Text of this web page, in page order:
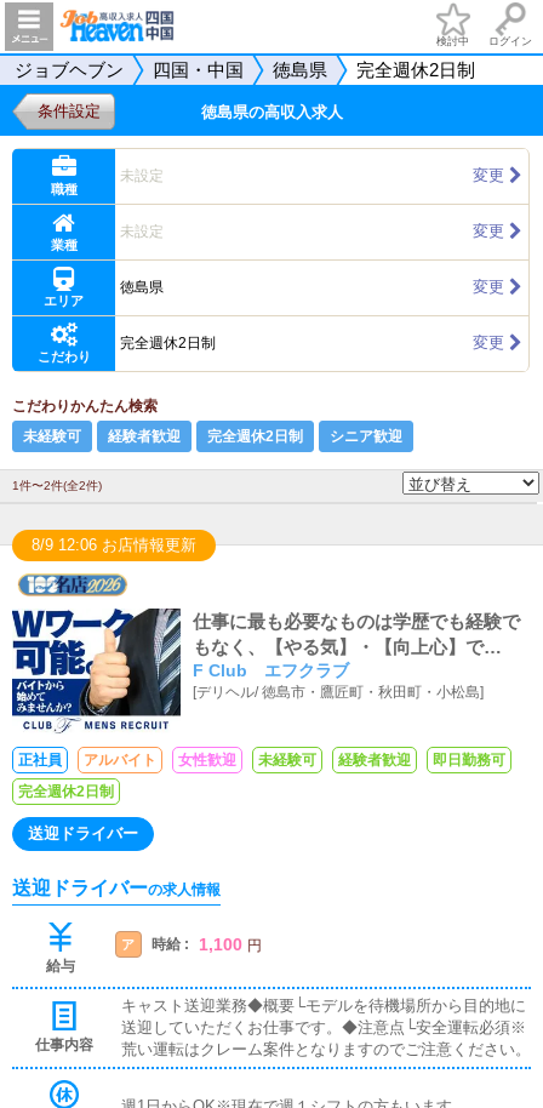
検討中 ログイン
ジョブヘブン 四国・中国 徳島県 完全週休2日制
条件設定 徳島県の高収入求人
職種
未設定 変更
業種
未設定 変更
エリア
徳島県 変更
こだわり
完全週休2日制 変更
こだわりかんたん検索
未経験可
経験者歓迎 完全週休2日制 シニア歓迎
1件〜2件(全2件)
8/9 12:06 お店情報更新
仕事に最も必要なものは学歴でも経験で
もなく、【やる気】・【向上心】で
す！！充実した人生を勝ち取ってみませ
んか？
F Club エフクラブ
[デリヘル/徳島市・鷹匠町・秋田町・小松島]
正社員 アルバイト 女性歓迎 未経験可 経験者歓迎
即日勤務可
完全週休2日制
送迎ドライバー
送迎ドライバーの求人情報
給与
ア 時給 : 1,100 円
仕事内容
キャスト送迎業務◆概要└モデルを待機場所から目的地に
送迎していただくお仕事です。◆注意点└安全運転必須※
荒い運転はクレーム案件となりますのでご注意ください。